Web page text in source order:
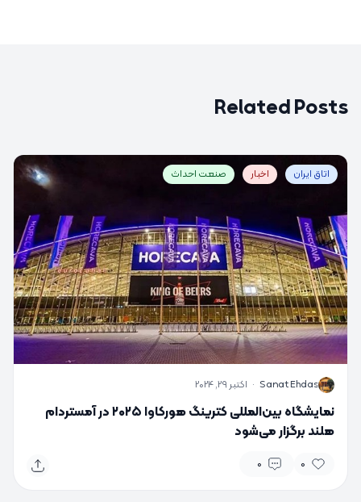
Related Posts
اتاق ایران اخبار صنعت احداث
S
Sanat Ehdas
· اکتبر 29, 2024
نمایشگاه بین‌المللی کترینگ هورکاوا ۲۰۲۵ در آمستردام
هلند برگزار می‌شود
0
0